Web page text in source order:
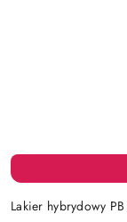
Lakier hybrydowy